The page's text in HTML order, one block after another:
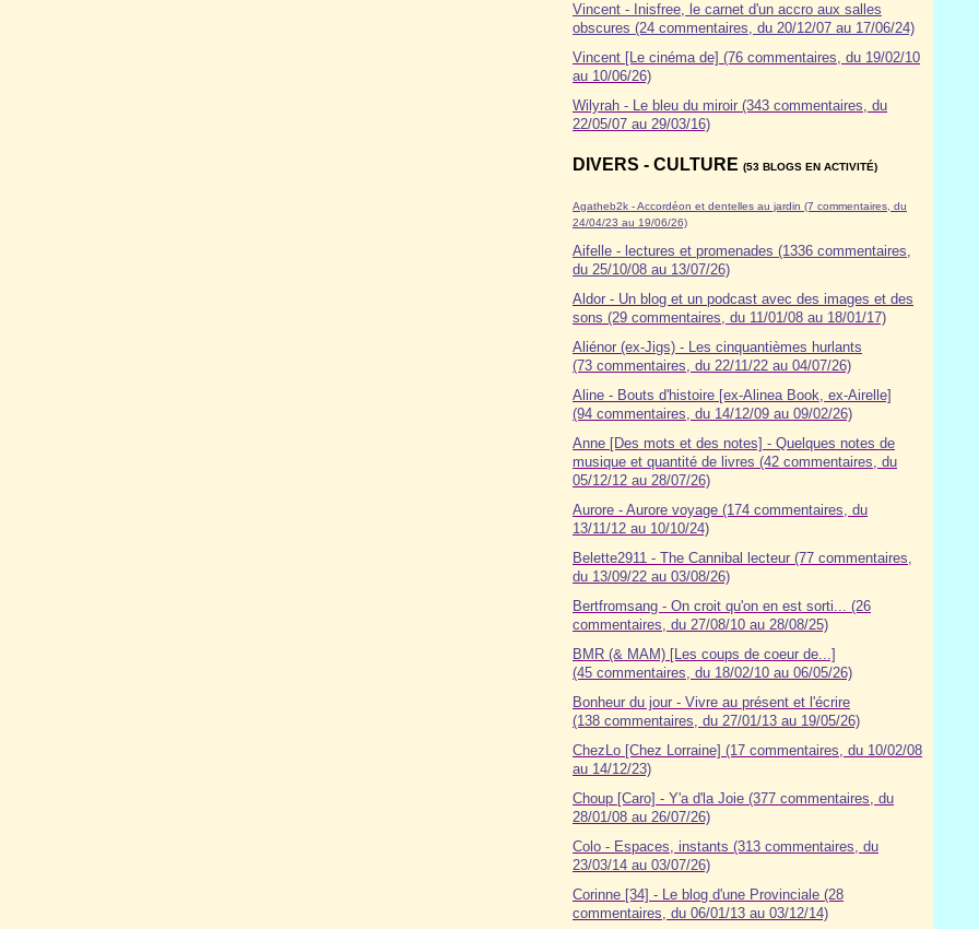
Vincent - Inisfree, le carnet d'un accro aux salles
obscures (24 commentaires, du 20/12/07 au 17/06/24)
Vincent [Le cinéma de] (76 commentaires, du 19/02/10
au 10/06/26)
Wilyrah - Le bleu du miroir (343 commentaires, du
22/05/07 au 29/03/16)
DIVERS - CULTURE (53 BLOGS EN ACTIVITÉ)
Agatheb2k - Accordéon et dentelles au jardin (7 commentaires, du
24/04/23 au 19/06/26)
Aifelle - lectures et promenades (1336 commentaires,
du 25/10/08 au 13/07/26)
Aldor - Un blog et un podcast avec des images et des
sons (29 commentaires, du 11/01/08 au 18/01/17)
Aliénor (ex-Jigs) - Les cinquantièmes hurlants
(73 commentaires, du 22/11/22 au 04/07/26)
Aline - Bouts d'histoire [ex-Alinea Book, ex-Airelle]
(94 commentaires, du 14/12/09 au 09/02/26)
Anne [Des mots et des notes] - Quelques notes de
musique et quantité de livres (42 commentaires, du
05/12/12 au 28/07/26)
Aurore - Aurore voyage (174 commentaires, du
13/11/12 au 10/10/24)
Belette2911 - The Cannibal lecteur (77 commentaires,
du 13/09/22 au 03/08/26)
Bertfromsang - On croit qu'on en est sorti... (26
commentaires, du 27/08/10 au 28/08/25)
BMR (& MAM) [Les coups de coeur de...]
(45 commentaires, du 18/02/10 au 06/05/26)
Bonheur du jour - Vivre au présent et l'écrire
(138 commentaires, du 27/01/13 au 19/05/26)
ChezLo [Chez Lorraine] (17 commentaires, du 10/02/08
au 14/12/23)
Choup [Caro] - Y'a d'la Joie (377 commentaires, du
28/01/08 au 26/07/26)
Colo - Espaces, instants (313 commentaires, du
23/03/14 au 03/07/26)
Corinne [34] - Le blog d'une Provinciale (28
commentaires, du 06/01/13 au 03/12/14)